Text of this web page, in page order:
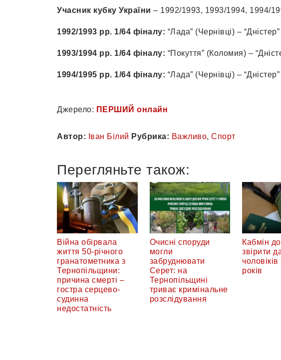
Учасник кубку України – 1992/1993, 1993/1994, 1994/
1992/1993 рр. 1/64 фіналу: “Лада” (Чернівці) –
1993/1994 рр. 1/64 фіналу: “Покуття” (Коломия) –
1994/1995 рр. 1/64 фіналу: “Лада” (Чернівці) –
Джерело: ПЕРШИЙ онлайн
Автор: Іван Білий Рубрика: Важливо, Спорт
Перегляньте також:
Війна обірвала
життя 50-річного
гранатометника з
Тернопільщини:
причина смерті –
гостра серцево-
судинна
недостатність
Очисні споруди
могли
забруднювати
Серет: на
Тернопільщині
триває кримінальне
розслідування
Кабмін
звірити
років